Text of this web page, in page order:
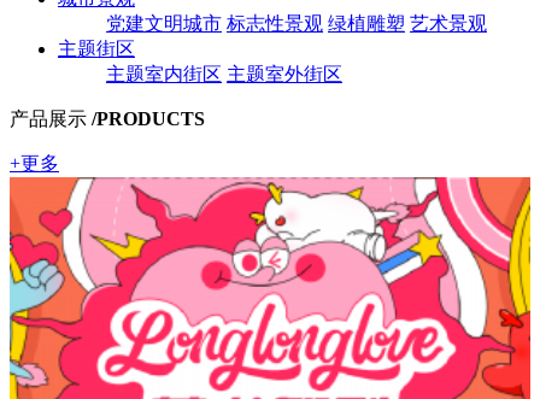
党建文明城市 标志性景观 绿植雕塑 艺术景观
主题街区
主题室内街区 主题室外街区
产品展示 /PRODUCTS
+更多